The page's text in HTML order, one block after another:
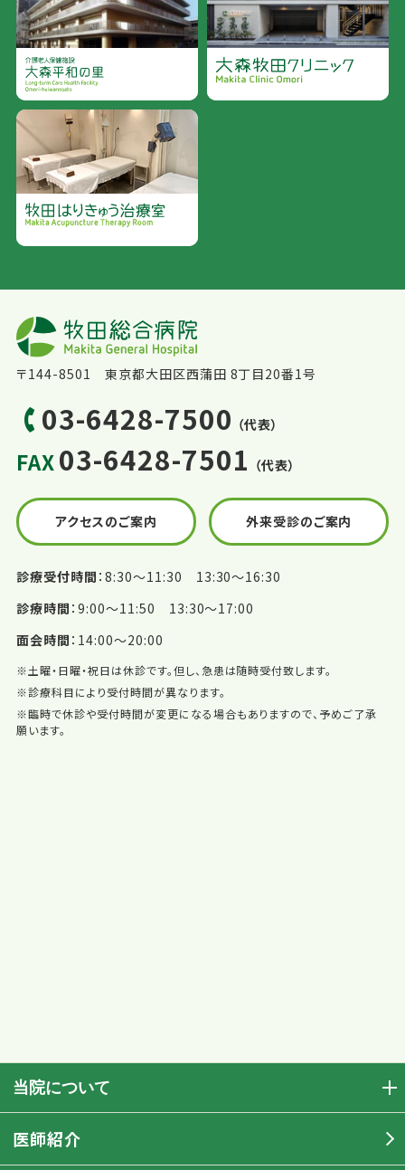
〒144-8501 東京都大田区西蒲田 8丁目20番1号
03-6428-7500 （代表）
FAX03-6428-7501 （代表）
アクセスのご案内 外来受診のご案内
診療受付時間 8:30〜11:30 13:30〜16:30
診療時間 9:00〜11:50 13:30〜17:00
面会時間 14:00〜20:00
※土曜・日曜・祝日は休診です。但し、急患は随時受付致します。
※診療科目により受付時間が異なります。
※臨時で休診や受付時間が変更になる場合もありますので、予めご了承
願います。
当院について
医師紹介